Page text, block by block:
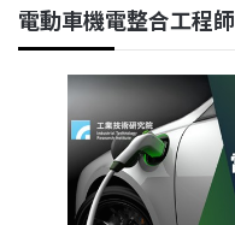
電動車機電整合工程師